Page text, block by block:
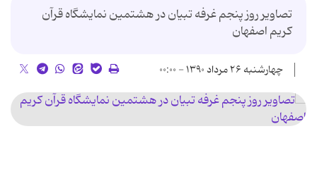
تصاویر روز پنجم غرفه تبیان در هشتمین نمایشگاه قرآن
کریم اصفهان
چهارشنبه ۲۶ مرداد ۱۳۹۰ - ۰۰:۰۰